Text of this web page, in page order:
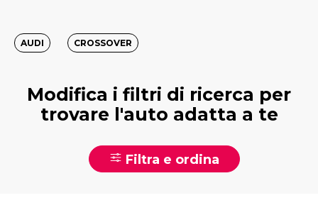
AUDI CROSSOVER
Modifica i filtri di ricerca per
trovare l'auto adatta a te
Filtra e ordina